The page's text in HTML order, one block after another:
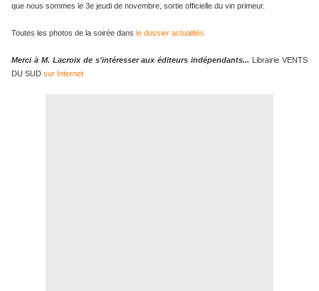
que nous sommes le 3e jeudi de novembre, sortie officielle du vin primeur.
Toutes les photos de la soirée dans le dossier actualités
Merci à M. Lacroix de s'intéresser aux éditeurs indépendants... Librairie VENTS
DU SUD sur Internet